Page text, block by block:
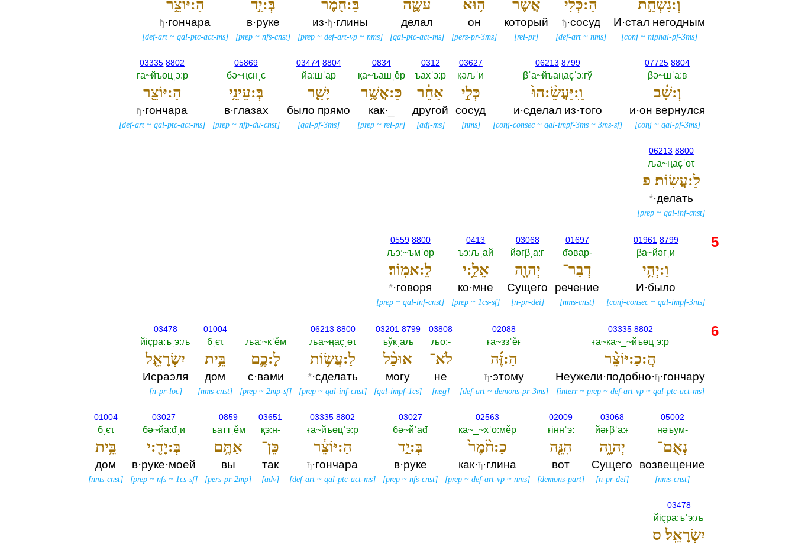
וְ:נִשְׁחַ֣ת
И·стал негодным
[conj ~niphal-pf-3ms]
הַ:כְּלִ֗י
ђ·сосуд
[def-art ~nms]
אֲשֶׁ֨ר
который
[rel-pr]
ה֥וּא
он
[pers-pr-3ms]
עֹשֶׂ֛ה
делал
[qal-ptc-act-ms]
בַּ:חֹ֖מֶר
из·ђ·глины
[prep ~def-art-vp ~nms]
בְּ:יַ֣ד
в·руке
[prep ~nfs-cnst]
הַ:יּוֹצֵ֑ר
ђ·гончара
[def-art ~qal-ptc-act-ms]
07725 8804
βә~шˈа:в
וְ:שָׁ֗ב
и·он вернулся
[conj~ qal-pf-3ms]
06213 8799
βˈа~йъаңаçˈэ:ғў
וַֽ:יַּעֲשֵׂ֨:הוּ֙
и·сделал из·того
[conj-consec ~qal-impf-3ms ~3ms-sf]
03627
қәљˈи
כְּלִ֣י
сосуд
[nms]
0312
ъахˈэ:р
אַחֵ֔ר
другой
[adj-ms]
0834
қа~ъашˌěр
כַּ:אֲשֶׁ֥ר
как·
[prep ~rel-pr]
03474 8804
йа:шˈар
יָשַׁ֛ר
было прямо
[qal-pf-3ms]
05869
бә~ңєнˌє
בְּ:עֵינֵ֥י
в·глазах
[prep ~nfp-du-cnst]
03335 8802
ға~йъөцˌэ:р
הַ:יּוֹצֵ֖ר
ђ·гончара
[def-art ~qal-ptc-act-ms]
06213 8800
ља~ңаçˈөτ
לַ:עֲשֽׂוֹת׃ פ
*·делать
[prep ~qal-inf-cnst]
01961 8799
βа~йәғˌи
וַ:יְהִ֥י
И·было
[conj-consec ~qal-impf-3ms]
01697
đәвар-‎
דְבַר־
речение
[nms-cnst]
03068
йәғβˌа:ғ
יְהוָ֖ה
Сущего
[n-pr-dei]
0413
ъэ:љˌай
אֵלַ֥:י
ко·мне
[prep ~1cs-sf]
0559 8800
љэ:~ъмˈөр
לֵ:אמֽוֹר׃
*·говоря
[prep ~qal-inf-cnst]
5
03335 8802
ға~ка~_~йъөцˌэ:р
הֲ:כַ:יּוֹצֵ֨ר
Неужели·подобно·ђ·гончару
[interr~prep ~def-art-vp ~qal-ptc-act-ms]
02088
ға~ззˈěғ
הַ:זֶּ֜ה
ђ·этому
[def-art ~demons-pr-3ms]
03808
љо:-‎
לֹא־
не
[neg]
03201 8799
ъўкˌаљ
אוּכַ֨ל
могу
[qal-impf-1cs]
06213 8800
ља~ңаçˌөτ
לַ:עֲשׂ֥וֹת
*·сделать
[prep ~qal-inf-cnst]
ља:~кˈěм
לָ:כֶ֛ם
с·вами
[prep ~2mp-sf]
01004
бˌєτ
בֵּ֥ית
дом
[nms-cnst]
03478
йiçра:ъˌэ:љ
יִשְׂרָאֵ֖ל
Исраэля
[n-pr-loc]
05002
нәъум-‎
נְאֻם־
возвещение
[nms-cnst]
03068
йәғβˈа:ғ
יְהוָ֑ה
Сущего
[n-pr-dei]
02009
ғiннˈэ:‎
הִנֵּ֤ה
вот
[demons-part]
02563
ка~_~хˈо:мěр
כַ:חֹ֨מֶר֙
как·ђ·глина
[prep ~def-art-vp ~nms]
03027
бә~йˈаđ
בְּ:יַ֣ד
в·руке
[prep ~nfs-cnst]
03335 8802
ға~йъөцˈэ:р
הַ:יּוֹצֵ֔ר
ђ·гончара
[def-art ~qal-ptc-act-ms]
03651
қэ:н-‎
כֵּן־
так
[adv]
0859
ъаттˌěм
אַתֶּ֥ם
вы
[pers-pr-2mp]
03027
бә~йа:đˌи
בְּ:יָדִ֖:י
в·руке·моей
[prep ~nfs ~1cs-sf]
01004
бˌєτ
בֵּ֥ית
дом
[nms-cnst]
03478
йiçра:ъˈэ:љ
יִשְׂרָאֵֽל׃ ס
6